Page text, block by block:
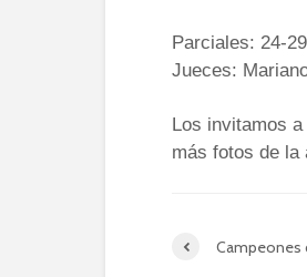
Parciales: 24-
Jueces:
Los invitamos
más fotos de la
Campeones